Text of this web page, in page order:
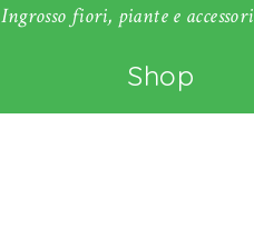
Ingrosso fiori, piante e accessori
Shop